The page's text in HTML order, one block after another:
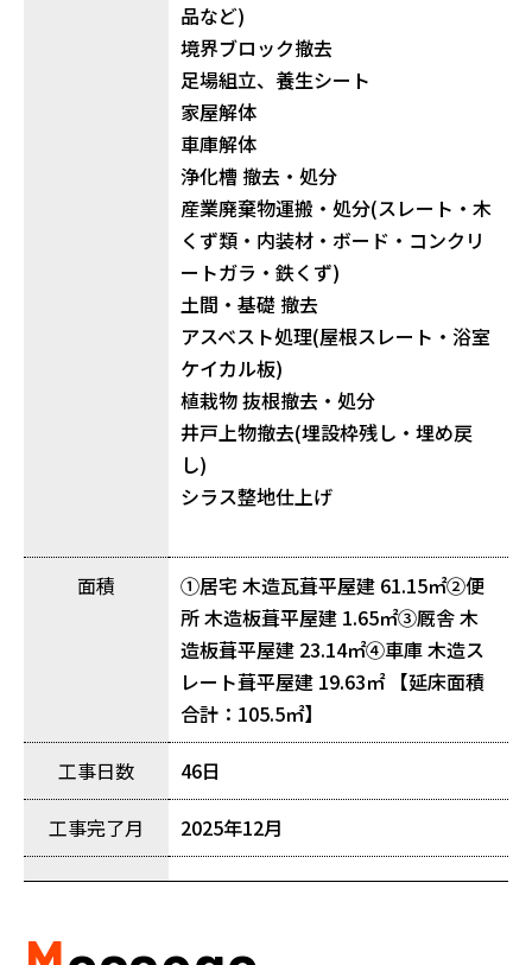
品など)
境界ブロック撤去
足場組立、養生シート
家屋解体
車庫解体
浄化槽 撤去・処分
産業廃棄物運搬・処分(スレート・木
くず類・内装材・ボード・コンクリ
ートガラ・鉄くず)
土間・基礎 撤去
アスベスト処理(屋根スレート・浴室
ケイカル板)
植栽物 抜根撤去・処分
井戸上物撤去(埋設枠残し・埋め戻
し)
シラス整地仕上げ
面積
①居宅 木造瓦葺平屋建 61.15㎡②便
所 木造板葺平屋建 1.65㎡③厩舎 木
造板葺平屋建 23.14㎡④車庫 木造ス
レート葺平屋建 19.63㎡ 【延床面積
合計：105.5㎡】
工事日数
46日
工事完了月
2025年12月